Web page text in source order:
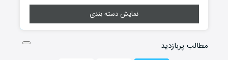
نمایش دسته بندی
مطالب پربازدید